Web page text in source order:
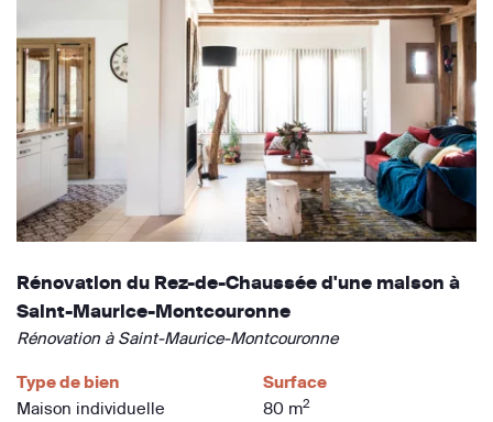
Rénovation du Rez-de-Chaussée d'une maison à
Saint-Maurice-Montcouronne
Rénovation à Saint-Maurice-Montcouronne
Type de bien
Maison individuelle
Surface
80 m2